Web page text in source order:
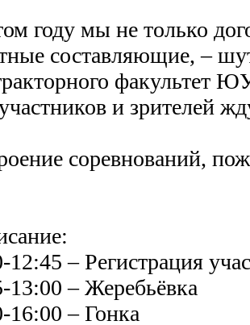
году мы не только
составляющие, –
факультет
и зрителей
соревнований,
12:45 – Регистрация
13:00 – Жеребьёвка
16:00 – Гонка